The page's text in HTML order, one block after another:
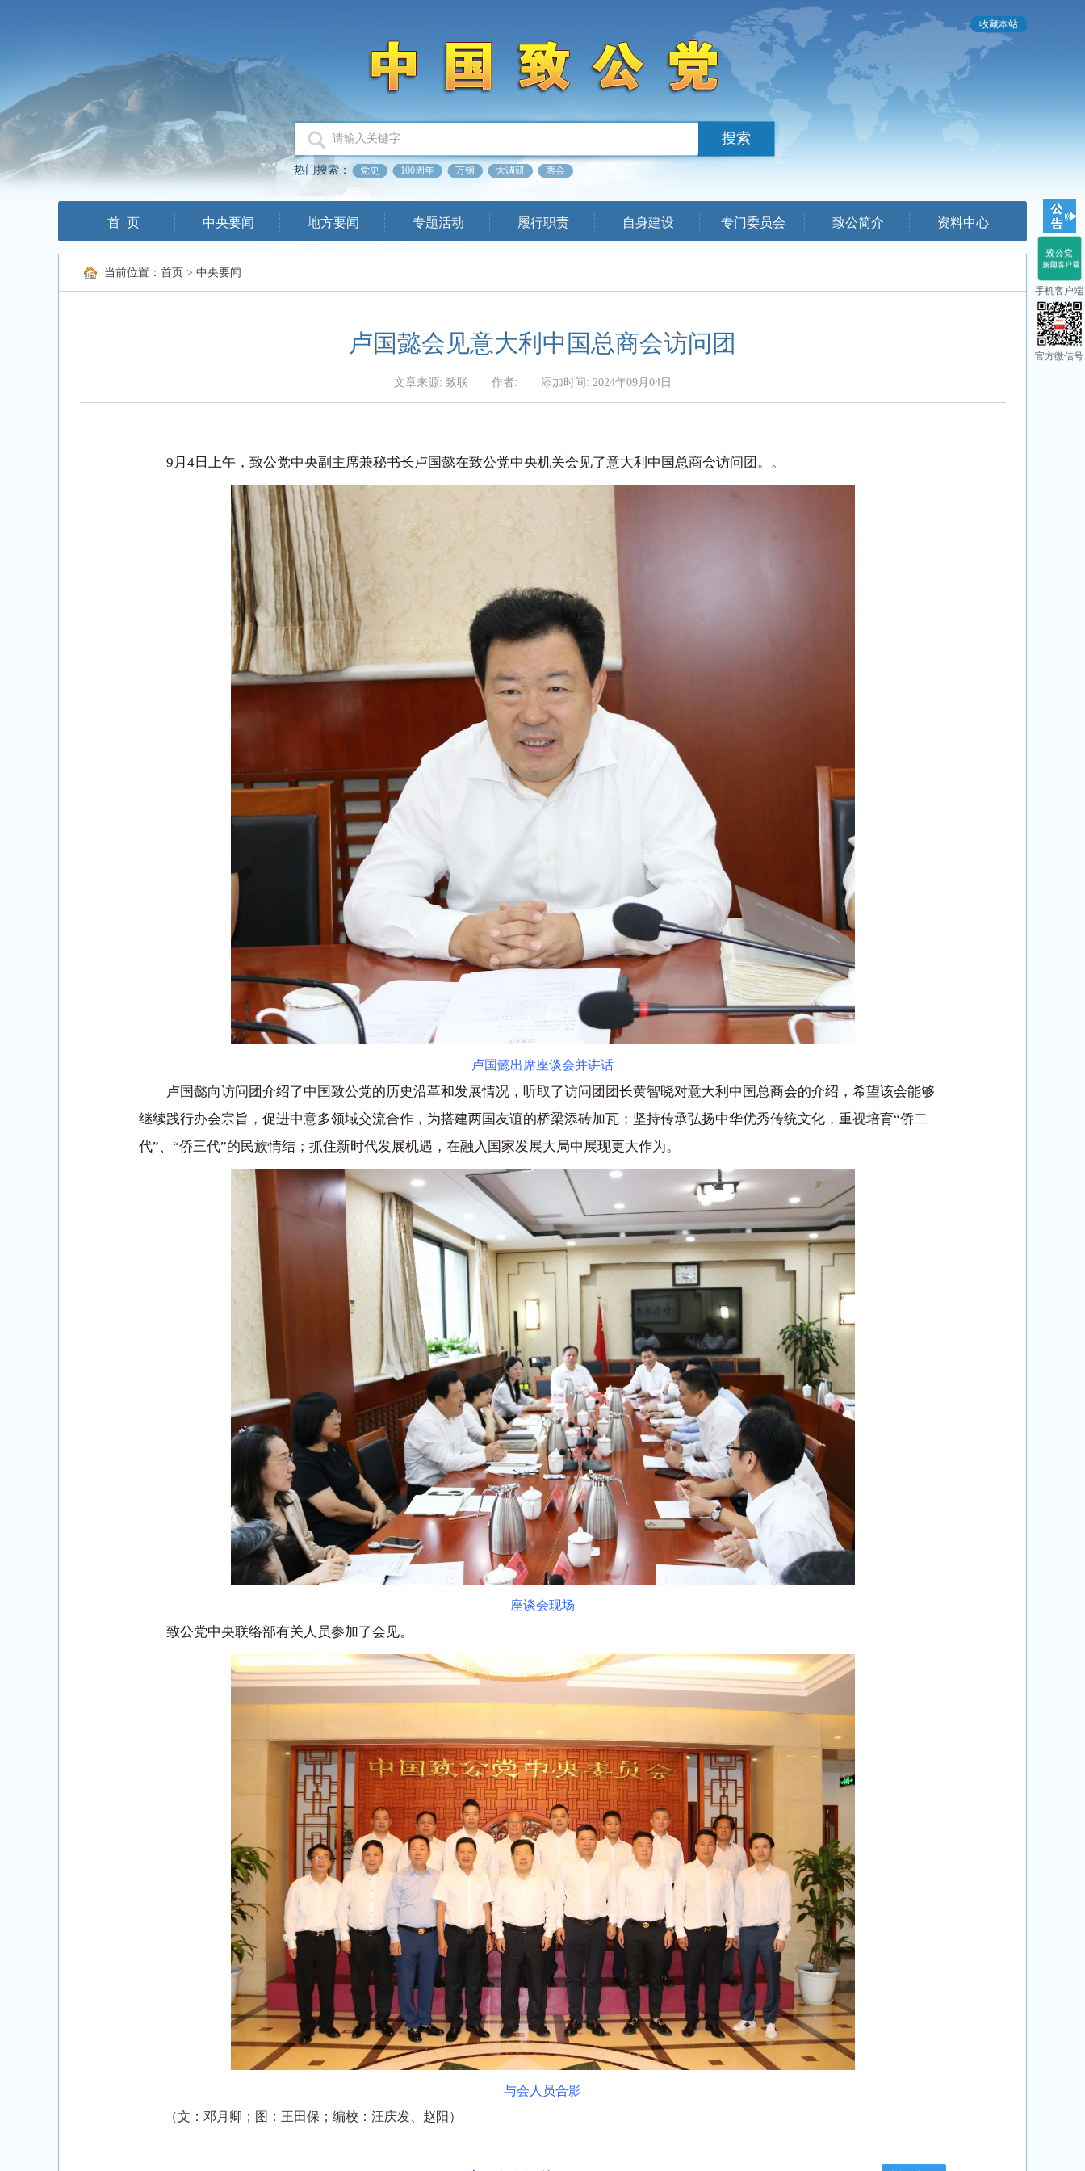
手机客户端
官方微信号
收藏本站
热门搜索： 党史 100周年 万钢 大调研 两会
首 页 中央要闻 地方要闻 专题活动 履行职责 自身建设 专门委员会 致公简介 资料中心
当前位置： 首页 > 中央要闻
卢国懿会见意大利中国总商会访问团
文章来源: 致联 作者: 添加时间: 2024年09月04日
9月4日上午，致公党中央副主席兼秘书长卢国懿在致公党中央机关会见了意大利中国总商会访问团。。
卢国懿出席座谈会并讲话
卢国懿向访问团介绍了中国致公党的历史沿革和发展情况，听取了访问团团长黄智晓对意大利中国总商会的介绍，希望该会能够
继续践行办会宗旨，促进中意多领域交流合作，为搭建两国友谊的桥梁添砖加瓦；坚持传承弘扬中华优秀传统文化，重视培育“侨二
代”、“侨三代”的民族情结；抓住新时代发展机遇，在融入国家发展大局中展现更大作为。
座谈会现场
致公党中央联络部有关人员参加了会见。
与会人员合影
（文：邓月卿；图：王田保；编校：汪庆发、赵阳）